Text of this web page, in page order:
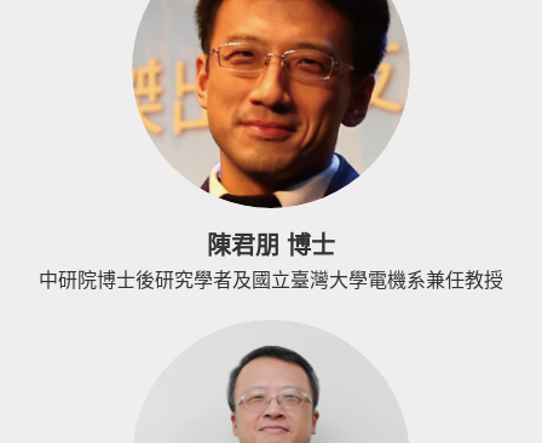
陳君朋 博士
中研院博士後研究學者及國立臺灣大學電機系兼任教授